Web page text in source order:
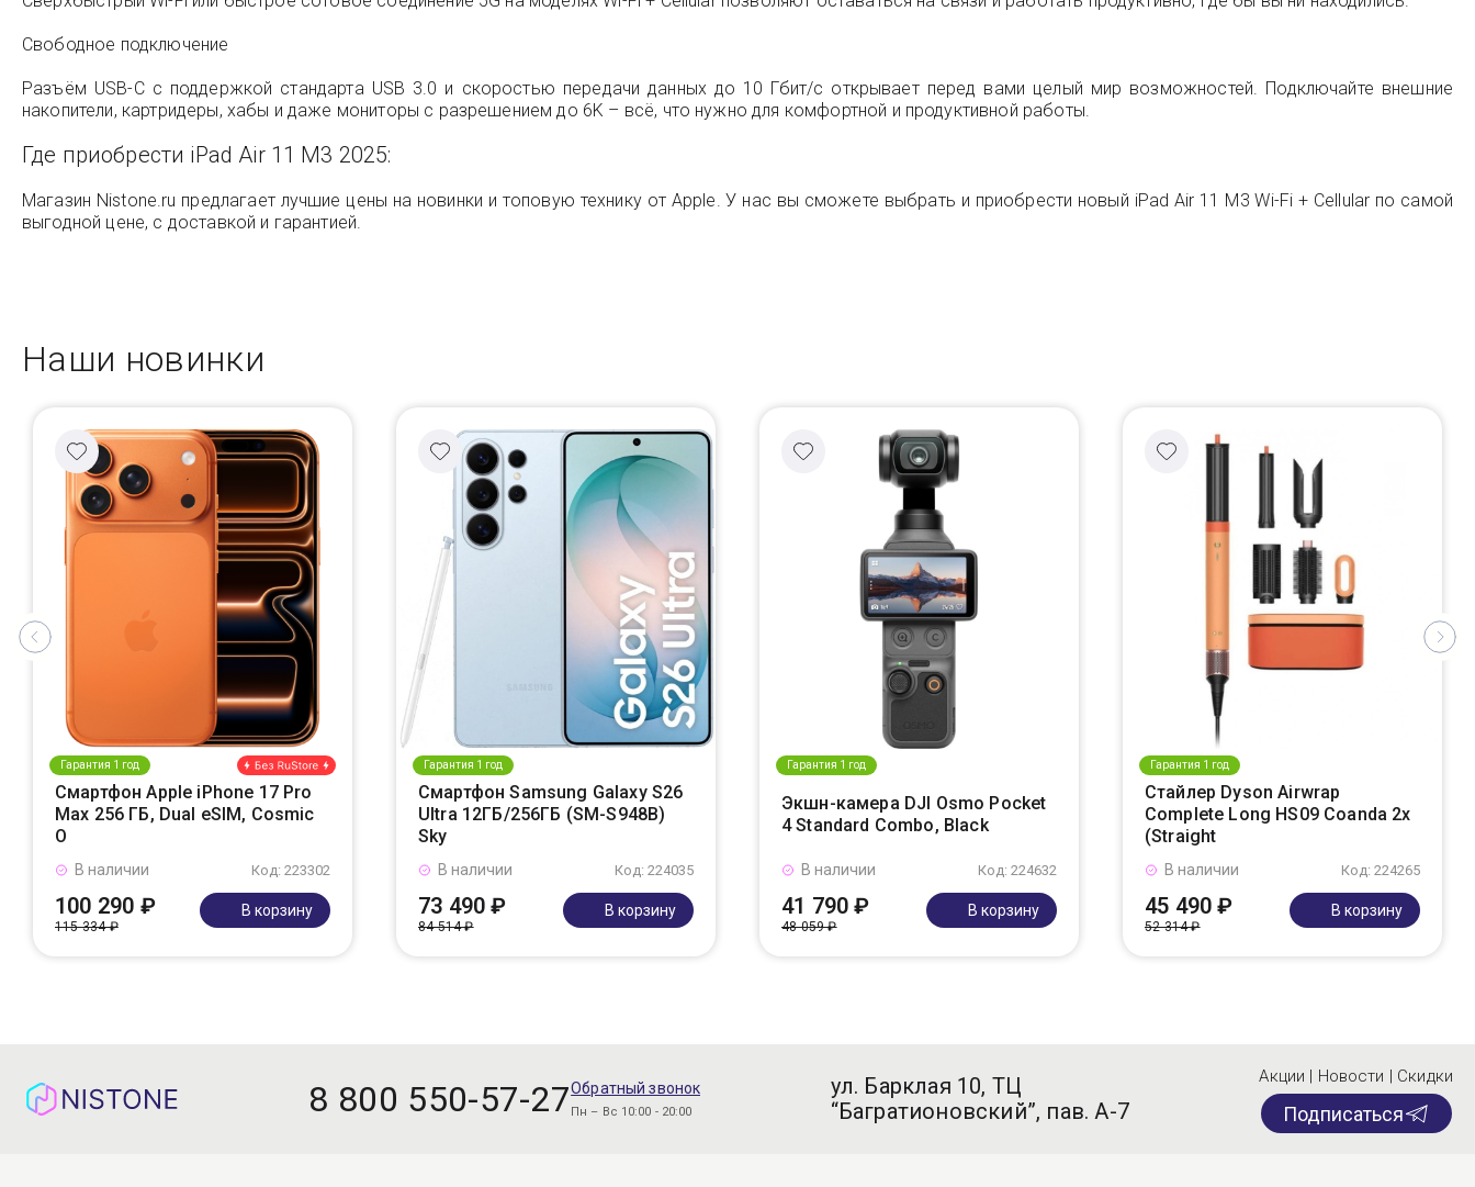
Свободное подключение
Разъём USB-C с поддержкой стандарта USB 3.0 и скоростью передачи данных до 10 Гбит/с открывает перед вами целый мир возможностей. Подключайте внешние
накопители, картридеры, хабы и даже мониторы с разрешением до 6K – всё, что нужно для комфортной и продуктивной работы.
Где приобрести iPad Air 11 M3 2025:
Магазин Nistone.ru предлагает лучшие цены на новинки и топовую технику от Apple. У нас вы сможете выбрать и приобрести новый iPad Air 11 M3 Wi-Fi + Cellular по самой
выгодной цене, с доставкой и гарантией.
Наши новинки
Гарантия 1 год
Смартфон Apple iPhone 17 Pro
Max 256 ГБ, Dual eSIM, Cosmic
O
Код: 223302
В наличии
100 290 ₽
115 334 ₽
В корзину
Гарантия 1 год
Смартфон Samsung Galaxy S26
Ultra 12ГБ/256ГБ (SM-S948B)
Sky
Код: 224035
В наличии
73 490 ₽
84 514 ₽
В корзину
Гарантия 1 год
Экшн-камера DJI Osmo Pocket
4 Standard Combo, Black
Код: 224632
В наличии
41 790 ₽
48 059 ₽
В корзину
Гарантия 1 год
Стайлер Dyson Airwrap
Complete Long HS09 Coanda 2x
(Straight
Код: 224265
В наличии
45 490 ₽
52 314 ₽
В корзину
8 800 550-57-27Обратный звонок
Пн – Вс 10:00 - 20:00
ул. Барклая 10, ТЦ
“Багратионовский”, пав. А-7
Акции | Новости | Скидки
Подписаться